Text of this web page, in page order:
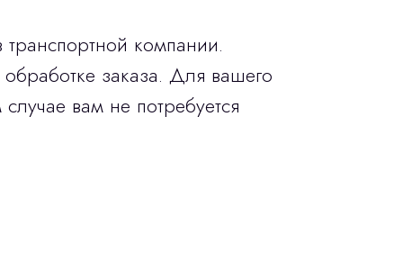
компании.
заказа. Для вашего
вам не потребуется